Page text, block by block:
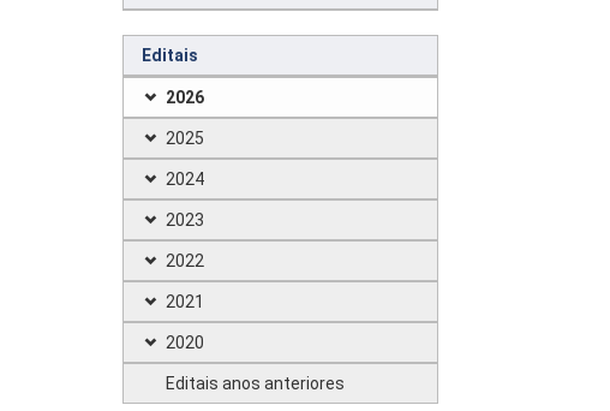
Editais
2026
2025
2024
2023
2022
2021
2020
Editais anos anteriores